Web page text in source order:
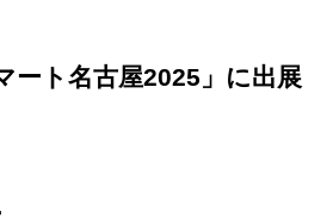
ート名古屋2025」に出展